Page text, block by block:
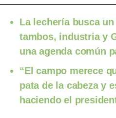
La lechería busca
tambos, industria y
una agenda común
“El campo merece
pata de la cabeza y
haciendo el